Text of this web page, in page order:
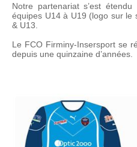
Notre partenariat s’est
équipes U14 à U19 (logo sur le
& U13.
Le FCO Firminy-Insersport se
depuis une quinzaine d’années.